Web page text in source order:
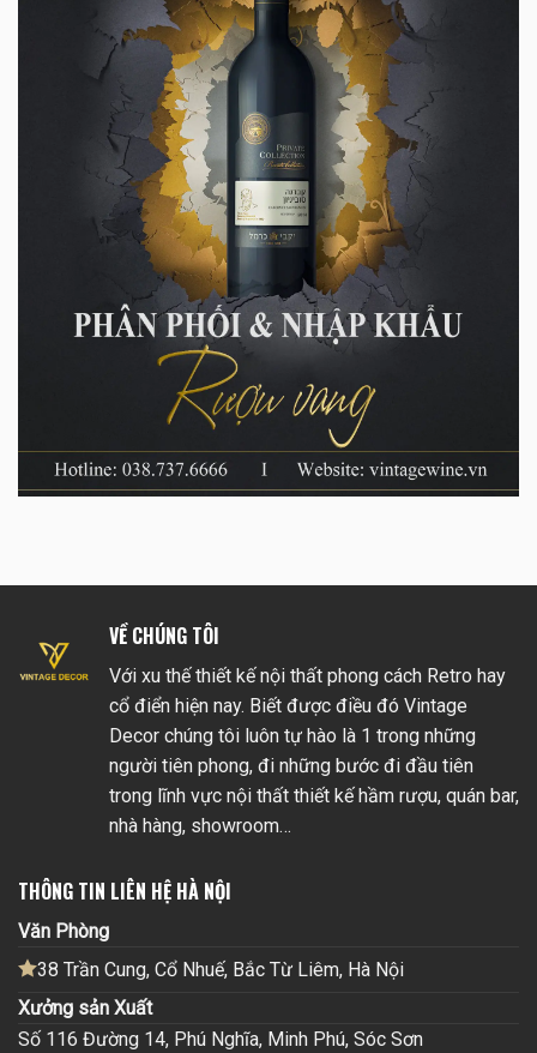
VỀ CHÚNG TÔI
Với xu thế thiết kế nội thất phong cách Retro hay
cổ điển hiện nay. Biết được điều đó Vintage
Decor chúng tôi luôn tự hào là 1 trong những
người tiên phong, đi những bước đi đầu tiên
trong lĩnh vực nội thất thiết kế hầm rượu, quán bar,
nhà hàng, showroom…
THÔNG TIN LIÊN HỆ HÀ NỘI
Văn Phòng
38 Trần Cung, Cổ Nhuế, Bắc Từ Liêm, Hà Nội
Xưởng sản Xuất
Số 116 Đường 14, Phú Nghĩa, Minh Phú, Sóc Sơn